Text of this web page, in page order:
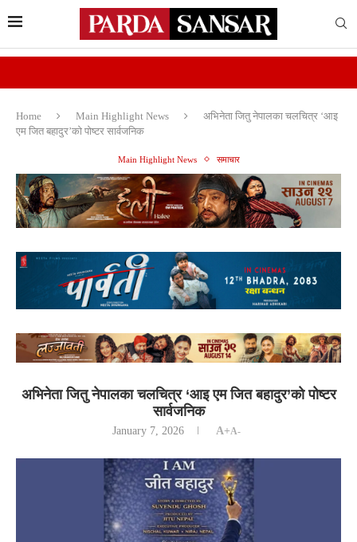
Home Main Highlight News
अभिनेता जितु नेपालका चलचित्र ‘आइ
एम जित बहादुर’काे पोष्टर सार्वजनिक
Main Highlight News समाचार
अभिनेता जितु नेपालका चलचित्र ‘आइ एम जित बहादुर’काे पोष्टर
सार्वजनिक
January 7, 2026 A+A-